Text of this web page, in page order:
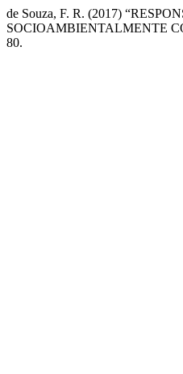
de Souza, F. R. (2017)
SOCIOAMBIENTALMENTE
80.